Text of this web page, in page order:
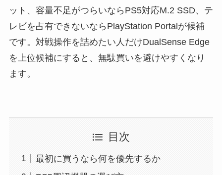
ット、容量不足がつらいならPS5対応M.2 SSD、テ
レビを占有できないならPlayStation Portalが候補
です。対戦操作を詰めたい人だけDualSense Edge
を上位候補にすると、無駄買いを避けやすくなり
ます。
目次
最初に買うなら何を優先するか